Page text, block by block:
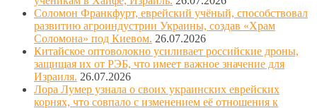
Соломон Франкфурт, еврейский учёный, способствовал
развитию агроиндустрии Украины, создав «Храм
Соломона» под Киевом. 26.07.2026
Китайское оптоволокно усиливает российские дроны,
защищая их от РЭБ, что имеет важное значение для
Израиля. 26.07.2026
Лора Лумер узнала о своих украинских еврейских
корнях, что совпало с изменением её отношения к